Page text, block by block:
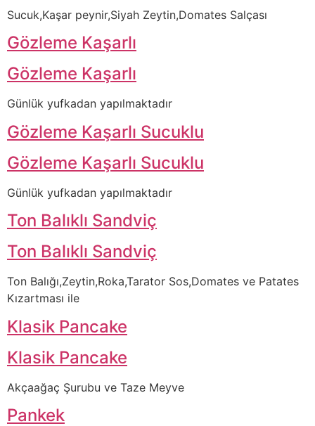
Sucuk,Kaşar peynir,Siyah Zeytin,Domates Salçası
Gözleme Kaşarlı
Gözleme Kaşarlı
Günlük yufkadan yapılmaktadır
Gözleme Kaşarlı Sucuklu
Gözleme Kaşarlı Sucuklu
Günlük yufkadan yapılmaktadır
Ton Balıklı Sandviç
Ton Balıklı Sandviç
Ton Balığı,Zeytin,Roka,Tarator Sos,Domates ve Patates
Kızartması ile
Klasik Pancake
Klasik Pancake
Akçaağaç Şurubu ve Taze Meyve
Pankek